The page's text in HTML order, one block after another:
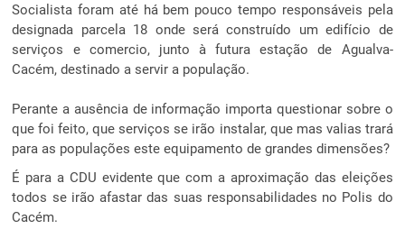
Socialista foram até há bem pouco tempo responsáveis pela
designada parcela 18 onde será construído um edifício de
serviços e comercio, junto à futura estação de Agualva-
Cacém, destinado a servir a população.
Perante a ausência de informação importa questionar sobre o
que foi feito, que serviços se irão instalar, que mas valias trará
para as populações este equipamento de grandes dimensões?
É para a CDU evidente que com a aproximação das eleições
todos se irão afastar das suas responsabilidades no Polis do
Cacém.